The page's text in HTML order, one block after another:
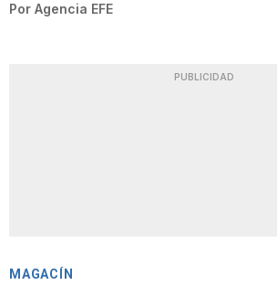
Por Agencia EFE
PUBLICIDAD
MAGACÍN